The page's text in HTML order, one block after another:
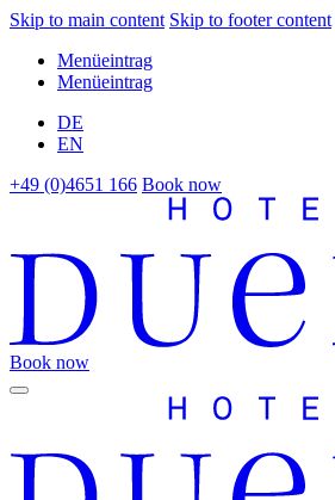
Skip to main content Skip to footer content
Menüeintrag
Menüeintrag
DE
EN
+49 (0)4651 166 Book now
Book now